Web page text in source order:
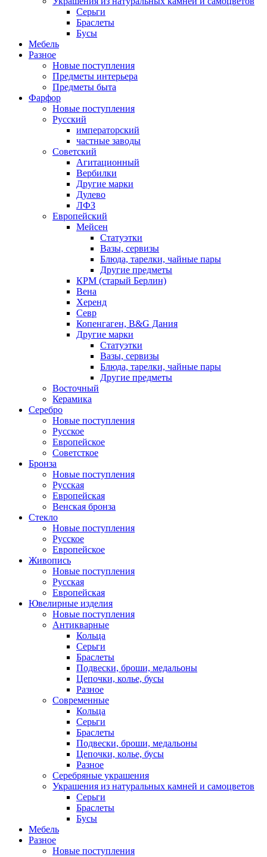
Серьги
Браслеты
Бусы
Мебель
Разное
Новые поступления
Предметы интерьера
Предметы быта
Фарфор
Новые поступления
Русский
императорский
частные заводы
Советский
Агитационный
Вербилки
Другие марки
Дулево
ЛФЗ
Европейский
Мейсен
Статуэтки
Вазы, сервизы
Блюда, тарелки, чайные пары
Другие предметы
КРМ (старый Берлин)
Вена
Херенд
Севр
Копенгаген, B&G Дания
Другие марки
Статуэтки
Вазы, сервизы
Блюда, тарелки, чайные пары
Другие предметы
Восточный
Керамика
Серебро
Новые поступления
Русское
Европейское
Советсткое
Бронза
Новые поступления
Русская
Европейская
Венская бронза
Стекло
Новые поступления
Русское
Европейское
Живопись
Новые поступления
Русская
Европейская
Ювелирные изделия
Новые поступления
Антикварные
Кольца
Серьги
Браслеты
Подвески, броши, медальоны
Цепочки, колье, бусы
Разное
Современные
Кольца
Серьги
Браслеты
Подвески, броши, медальоны
Цепочки, колье, бусы
Разное
Серебряные украшения
Украшения из натуральных камней и самоцветов
Серьги
Браслеты
Бусы
Мебель
Разное
Новые поступления